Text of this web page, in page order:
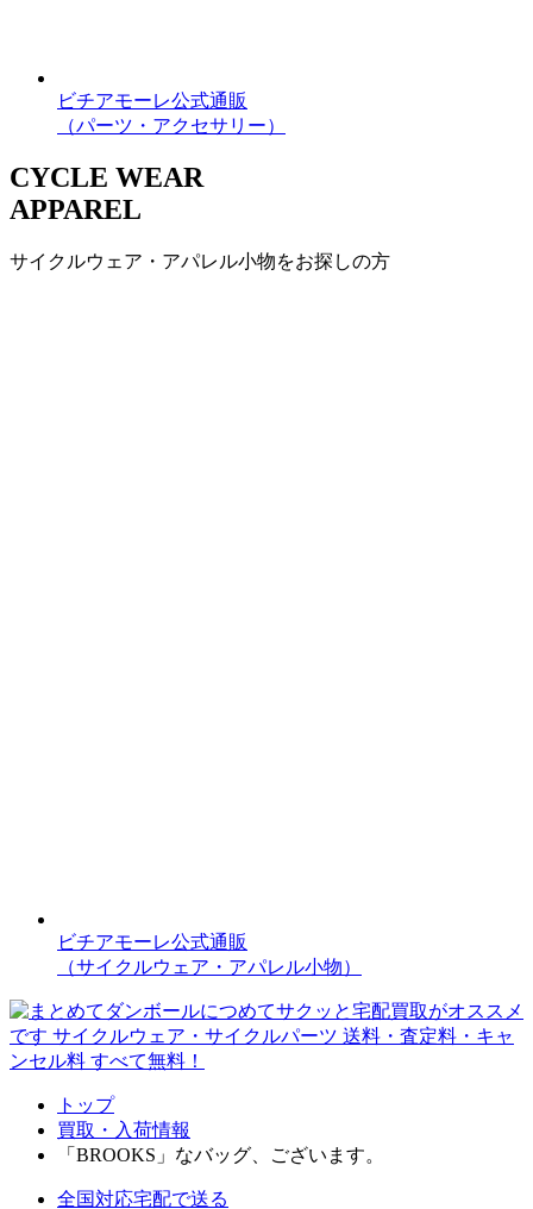
ビチアモーレ公式通販
（パーツ・アクセサリー）
CYCLE WEAR
APPAREL
サイクルウェア・アパレル小物をお探しの方
ビチアモーレ公式通販
（サイクルウェア・アパレル小物）
トップ
買取・入荷情報
「BROOKS」なバッグ、ございます。
全国対応宅配で送る